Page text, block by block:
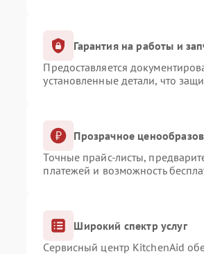
Гарантия на работы и
Предоставляется
установленные детали, что
Прозрачное
Точные прайс-листы,
платежей и возможность
Широкий спектр услуг
Сервисный центр KitchenAid